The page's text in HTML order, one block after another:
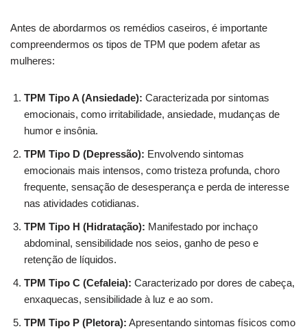
Antes de abordarmos os remédios caseiros, é importante
compreendermos os tipos de TPM que podem afetar as
mulheres:
TPM Tipo A (Ansiedade): Caracterizada por sintomas
emocionais, como irritabilidade, ansiedade, mudanças de
humor e insônia.
TPM Tipo D (Depressão): Envolvendo sintomas
emocionais mais intensos, como tristeza profunda, choro
frequente, sensação de desesperança e perda de interesse
nas atividades cotidianas.
TPM Tipo H (Hidratação): Manifestado por inchaço
abdominal, sensibilidade nos seios, ganho de peso e
retenção de líquidos.
TPM Tipo C (Cefaleia): Caracterizado por dores de cabeça,
enxaquecas, sensibilidade à luz e ao som.
TPM Tipo P (Pletora): Apresentando sintomas físicos como